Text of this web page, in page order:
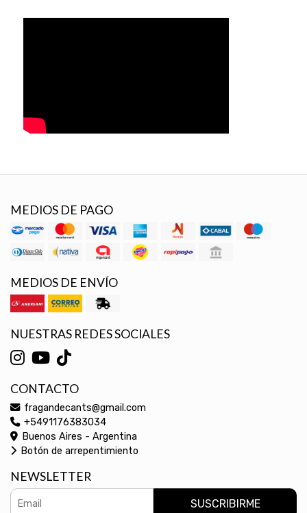
MEDIOS DE PAGO
MEDIOS DE ENVÍO
NUESTRAS REDES SOCIALES
CONTACTO
fragandecants@gmail.com
+5491176383034
Buenos Aires - Argentina
Botón de arrepentimiento
NEWSLETTER
SUSCRIBIRME